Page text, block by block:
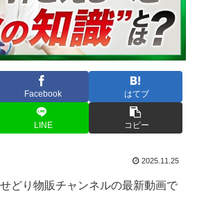
Facebook はてブ
LINE コピー
2025.11.25
どり物販チャンネルの最新動画で